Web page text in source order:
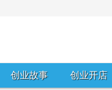
创业故事 创业开店